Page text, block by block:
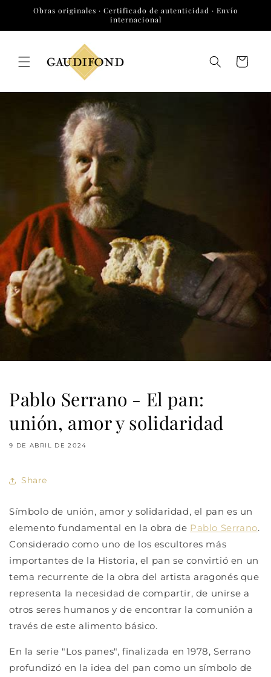
directamente
Obras originales · Certificado de autenticidad · Envío
internacional
Carrito
Pablo Serrano - El pan:
unión, amor y solidaridad
9 DE ABRIL DE 2024
Share
Símbolo de unión, amor y solidaridad, el pan es un
elemento fundamental en la obra de Pablo Serrano.
Considerado como uno de los escultores más
importantes de la Historia, el pan se convirtió en un
tema recurrente de la obra del artista aragonés que
representa la necesidad de compartir, de unirse a
otros seres humanos y de encontrar la comunión a
través de este alimento básico.
En la serie "Los panes", finalizada en 1978, Serrano
profundizó en la idea del pan como un símbolo de